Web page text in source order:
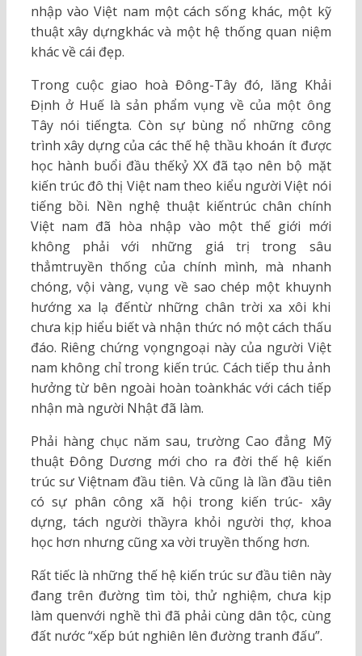
nhập vào Việt nam một cách sống khác, một kỹ
thuật xây dựngkhác và một hệ thống quan niệm
khác về cái đẹp.
Trong cuộc giao hoà Đông-Tây đó, lăng Khải
Định ở Huế là sản phẩm vụng về của một ông
Tây nói tiếngta. Còn sự bùng nổ những công
trình xây dựng của các thế hệ thầu khoán ít được
học hành buổi đầu thếkỷ XX đã tạo nên bộ mặt
kiến trúc đô thị Việt nam theo kiểu người Việt nói
tiếng bồi. Nền nghệ thuật kiếntrúc chân chính
Việt nam đã hòa nhập vào một thế giới mới
không phải với những giá trị trong sâu
thẳmtruyền thống của chính mình, mà nhanh
chóng, vội vàng, vụng về sao chép một khuynh
hướng xa lạ đếntừ những chân trời xa xôi khi
chưa kịp hiểu biết và nhận thức nó một cách thấu
đáo. Riêng chứng vọngngoại này của người Việt
nam không chỉ trong kiến trúc. Cách tiếp thu ảnh
hưởng từ bên ngoài hoàn toànkhác với cách tiếp
nhận mà người Nhật đã làm.
Phải hàng chục năm sau, trường Cao đẳng Mỹ
thuật Đông Dương mới cho ra đời thế hệ kiến
trúc sư Việtnam đầu tiên. Và cũng là lần đầu tiên
có sự phân công xã hội trong kiến trúc- xây
dựng, tách người thầyra khỏi người thợ, khoa
học hơn nhưng cũng xa vời truyền thống hơn.
Rất tiếc là những thế hệ kiến trúc sư đầu tiên này
đang trên đường tìm tòi, thử nghiệm, chưa kịp
làm quenvới nghề thì đã phải cùng dân tộc, cùng
đất nước “xếp bút nghiên lên đường tranh đấu”.